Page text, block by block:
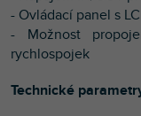
- Ovládací panel s
- Možnost
rychlospojek
Technické